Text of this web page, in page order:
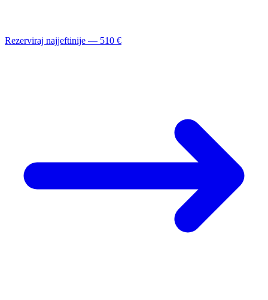
Rezerviraj najjeftinije — 510 €